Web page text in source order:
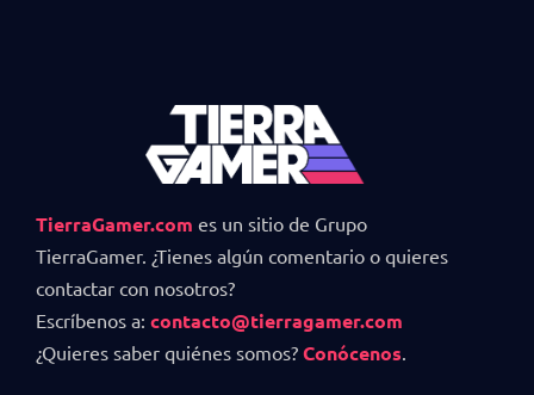
TierraGamer.com es un sitio de Grupo
TierraGamer. ¿Tienes algún comentario o quieres
contactar con nosotros?
Escríbenos a: contacto@tierragamer.com
¿Quieres saber quiénes somos? Conócenos.